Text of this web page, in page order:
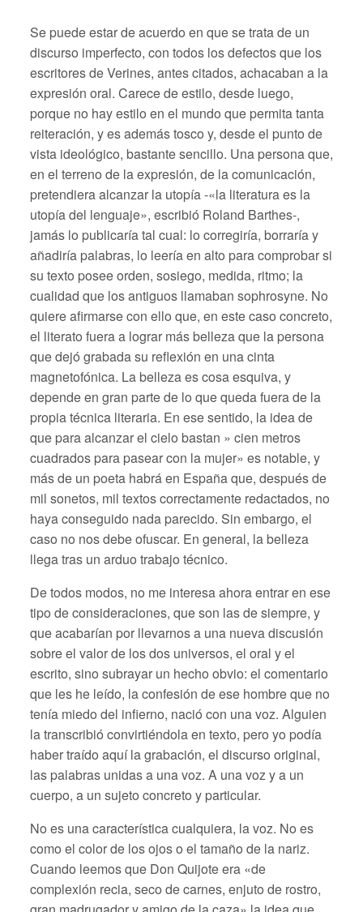
Se puede estar de acuerdo en que se trata de un
discurso imperfecto, con todos los defectos que los
escritores de Verines, antes citados, achacaban a la
expresión oral. Carece de estilo, desde luego,
porque no hay estilo en el mundo que permita tanta
reiteración, y es además tosco y, desde el punto de
vista ideológico, bastante sencillo. Una persona que,
en el terreno de la expresión, de la comunicación,
pretendiera alcanzar la utopía -«la literatura es la
utopía del lenguaje», escribió Roland Barthes-,
jamás lo publicaría tal cual: lo corregiría, borraría y
añadiría palabras, lo leería en alto para comprobar si
su texto posee orden, sosiego, medida, ritmo; la
cualidad que los antiguos llamaban sophrosyne. No
quiere afirmarse con ello que, en este caso concreto,
el literato fuera a lograr más belleza que la persona
que dejó grabada su reflexión en una cinta
magnetofónica. La belleza es cosa esquiva, y
depende en gran parte de lo que queda fuera de la
propia técnica literaria. En ese sentido, la idea de
que para alcanzar el cielo bastan » cien metros
cuadrados para pasear con la mujer» es notable, y
más de un poeta habrá en España que, después de
mil sonetos, mil textos correctamente redactados, no
haya conseguido nada parecido. Sin embargo, el
caso no nos debe ofuscar. En general, la belleza
llega tras un arduo trabajo técnico.
De todos modos, no me interesa ahora entrar en ese
tipo de consideraciones, que son las de siempre, y
que acabarían por llevarnos a una nueva discusión
sobre el valor de los dos universos, el oral y el
escrito, sino subrayar un hecho obvio: el comentario
que les he leído, la confesión de ese hombre que no
tenía miedo del infierno, nació con una voz. Alguien
la transcribió convirtiéndola en texto, pero yo podía
haber traído aquí la grabación, el discurso original,
las palabras unidas a una voz. A una voz y a un
cuerpo, a un sujeto concreto y particular.
No es una característica cualquiera, la voz. No es
como el color de los ojos o el tamaño de la nariz.
Cuando leemos que Don Quijote era «de
complexión recia, seco de carnes, enjuto de rostro,